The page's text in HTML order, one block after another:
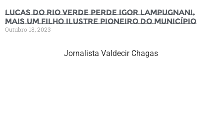
Lucas do Rio Verde perde Igor Lampugnani,
mais um filho ilustre pioneiro do município
Outubro 18, 2023
Jornalista Valdecir Chagas